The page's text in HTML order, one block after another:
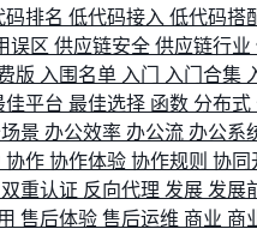
码排名 低代码接入 低代码搭
误区 供应链安全 供应链行业
版 入围名单 入门 入门合集
佳平台 最佳选择 函数 分布式
景 办公效率 办公流 办公系
协作 协作体验 协作规则 协同
双重认证 反向代理 发展 发展
售后体验 售后运维 商业 商